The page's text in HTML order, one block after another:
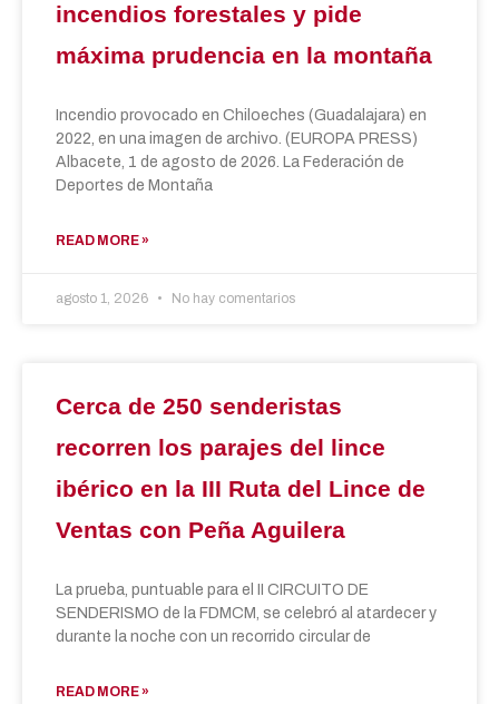
incendios forestales y pide
máxima prudencia en la montaña
Incendio provocado en Chiloeches (Guadalajara) en
2022, en una imagen de archivo. (EUROPA PRESS)
Albacete, 1 de agosto de 2026. La Federación de
Deportes de Montaña
READ MORE »
agosto 1, 2026 No hay comentarios
Cerca de 250 senderistas
recorren los parajes del lince
ibérico en la III Ruta del Lince de
Ventas con Peña Aguilera
La prueba, puntuable para el II CIRCUITO DE
SENDERISMO de la FDMCM, se celebró al atardecer y
durante la noche con un recorrido circular de
READ MORE »